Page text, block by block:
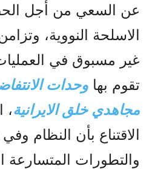
عن السعي من أجل
الاسلحة النووية،
غير مسبوق في
تقوم بها وحدات
مجاهدي خلق الایرانیة،
الاقتناع بأن النظام
والتطورات المتسارعة